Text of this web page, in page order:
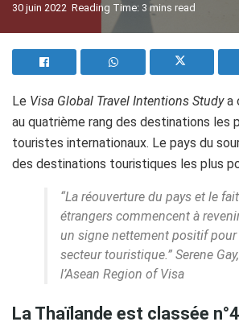
30 juin 2022 Reading Time: 3 mins read
Le Visa Global Travel Intentions Studya
au quatrième rang des destinations les
touristes internationaux. Le pays du
des destinations touristiques les plus
“La réouverture du pays et le
étrangers commencent à
un signe nettement positif pour
secteur touristique.” Serene
l’Asean Region of Visa
La Thaïlande est classée